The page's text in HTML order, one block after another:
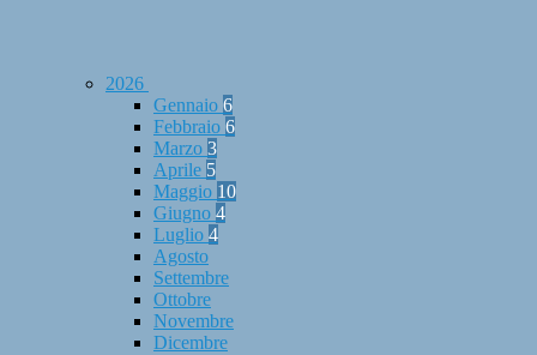
2026
Gennaio 6
Febbraio 6
Marzo 3
Aprile 5
Maggio 10
Giugno 4
Luglio 4
Agosto
Settembre
Ottobre
Novembre
Dicembre